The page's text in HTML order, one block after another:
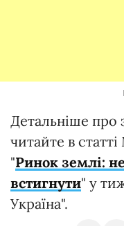
Детальніше про
читайте в
"Ринок землі:
встигнути" у
Україна".